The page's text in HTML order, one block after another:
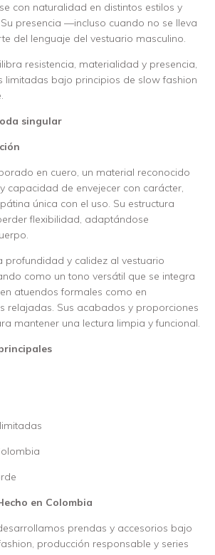
con naturalidad en distintos estilos y
presencia —incluso cuando no se lleva
del lenguaje del vestuario masculino.
resistencia, materialidad y presencia,
limitadas bajo principios de slow fashion
singular
en cuero, un material reconocido
capacidad de envejecer con carácter,
única con el uso. Su estructura
flexibilidad, adaptándose
profundidad y calidez al vestuario
como un tono versátil que se integra
atuendos formales como en
relajadas. Sus acabados y proporciones
mantener una lectura limpia y funcional.
en Colombia
prendas y accesorios bajo
producción responsable y series